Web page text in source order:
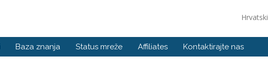
Hrvatski
Baza znanja Status mreže Affiliates Kontaktirajte nas